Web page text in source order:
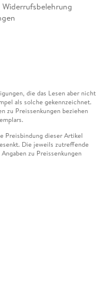
Widerrufsbelehrung
die das Lesen aber nicht
als solche gekennzeichnet.
zu Preissenkungen beziehen
Preisbindung dieser Artikel
Die jeweils zutreffende
zu Preissenkungen